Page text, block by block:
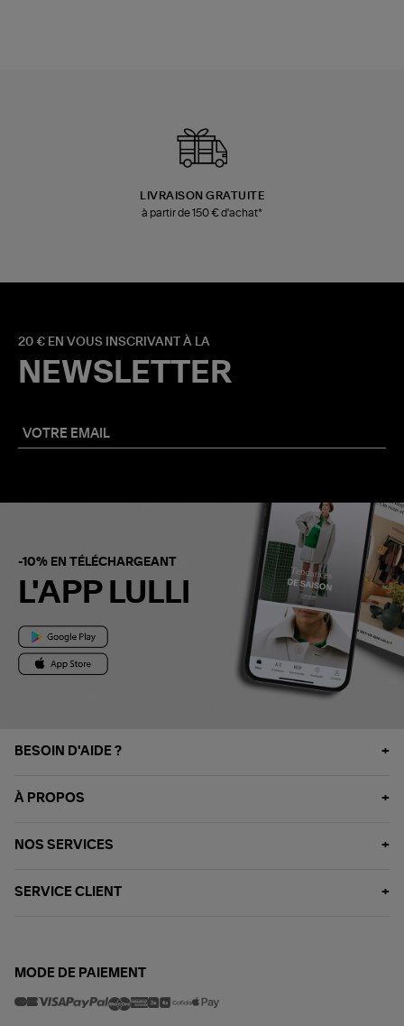
LIVRAISON GRATUITE
à partir de 150 € d'achat*
20 € EN VOUS INSCRIVANT À LA
NEWSLETTER
-10% EN TÉLÉCHARGEANT
L'APP LULLI
BESOIN D'AIDE ?
À PROPOS
NOS SERVICES
SERVICE CLIENT
MODE DE PAIEMENT